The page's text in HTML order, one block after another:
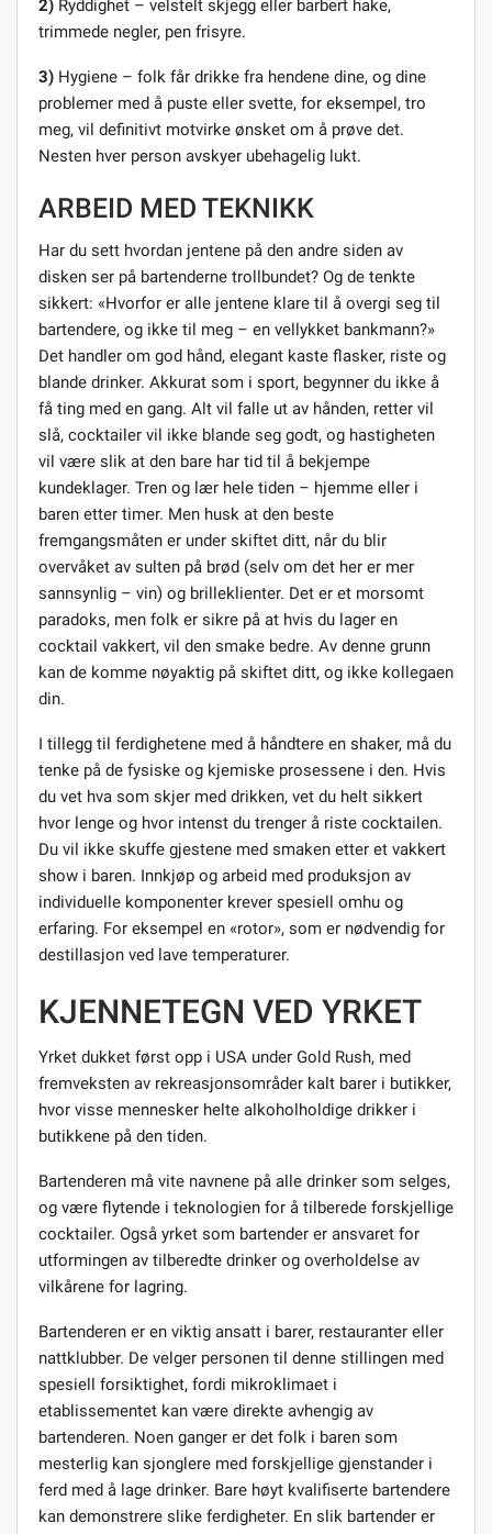
2) Ryddighet – velstelt skjegg eller barbert hake,
trimmede negler, pen frisyre.
3) Hygiene – folk får drikke fra hendene dine, og dine
problemer med å puste eller svette, for eksempel, tro
meg, vil definitivt motvirke ønsket om å prøve det.
Nesten hver person avskyer ubehagelig lukt.
ARBEID MED TEKNIKK
Har du sett hvordan jentene på den andre siden av
disken ser på bartenderne trollbundet? Og de tenkte
sikkert: «Hvorfor er alle jentene klare til å overgi seg til
bartendere, og ikke til meg – en vellykket bankmann?»
Det handler om god hånd, elegant kaste flasker, riste og
blande drinker. Akkurat som i sport, begynner du ikke å
få ting med en gang. Alt vil falle ut av hånden, retter vil
slå, cocktailer vil ikke blande seg godt, og hastigheten
vil være slik at den bare har tid til å bekjempe
kundeklager. Tren og lær hele tiden – hjemme eller i
baren etter timer. Men husk at den beste
fremgangsmåten er under skiftet ditt, når du blir
overvåket av sulten på brød (selv om det her er mer
sannsynlig – vin) og brilleklienter. Det er et morsomt
paradoks, men folk er sikre på at hvis du lager en
cocktail vakkert, vil den smake bedre. Av denne grunn
kan de komme nøyaktig på skiftet ditt, og ikke kollegaen
din.
I tillegg til ferdighetene med å håndtere en shaker, må du
tenke på de fysiske og kjemiske prosessene i den. Hvis
du vet hva som skjer med drikken, vet du helt sikkert
hvor lenge og hvor intenst du trenger å riste cocktailen.
Du vil ikke skuffe gjestene med smaken etter et vakkert
show i baren. Innkjøp og arbeid med produksjon av
individuelle komponenter krever spesiell omhu og
erfaring. For eksempel en «rotor», som er nødvendig for
destillasjon ved lave temperaturer.
KJENNETEGN VED YRKET
Yrket dukket først opp i USA under Gold Rush, med
fremveksten av rekreasjonsområder kalt barer i butikker,
hvor visse mennesker helte alkoholholdige drikker i
butikkene på den tiden.
Bartenderen må vite navnene på alle drinker som selges,
og være flytende i teknologien for å tilberede forskjellige
cocktailer. Også yrket som bartender er ansvaret for
utformingen av tilberedte drinker og overholdelse av
vilkårene for lagring.
Bartenderen er en viktig ansatt i barer, restauranter eller
nattklubber. De velger personen til denne stillingen med
spesiell forsiktighet, fordi mikroklimaet i
etablissementet kan være direkte avhengig av
bartenderen. Noen ganger er det folk i baren som
mesterlig kan sjonglere med forskjellige gjenstander i
ferd med å lage drinker. Bare høyt kvalifiserte bartendere
kan demonstrere slike ferdigheter. En slik bartender er